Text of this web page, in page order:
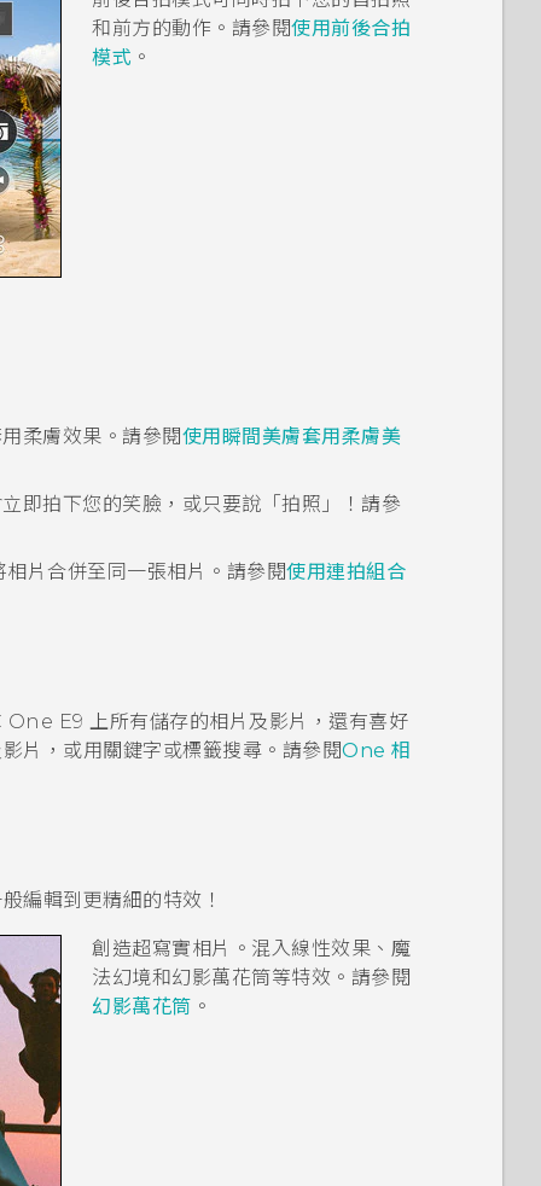
和前方的動作。請參閱使用前後合拍
模式 。
柔膚效果。請參閱使用瞬間美膚套用柔膚美
即拍下您的笑臉，或只要說「拍照」！請參
片合併至同一張相片。請參閱使用連拍組合
One E9‍ 上所有儲存的相片及影片，還有喜好
片，或用關鍵字或標籤搜尋。請參閱One 相
編輯到更精細的特效！
創造超寫實相片。混入線性效果、魔
法幻境和幻影萬花筒等特效。請參閱
幻影萬花筒 。